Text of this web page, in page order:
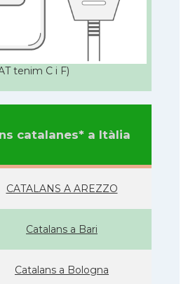
tenim C i F)
catalanes* a Itàlia
CATALANS A AREZZO
Catalans a Bari
Catalans a Bologna